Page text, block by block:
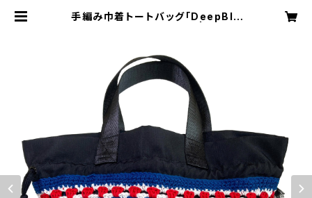
手編み巾着トートバッグ「DeepBlu